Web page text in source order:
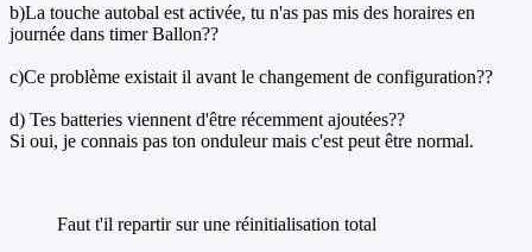
b)La touche autobal est activée, tu n'as pas mis des horaires en
journée dans timer Ballon??
c)Ce problème existait il avant le changement de configuration??
d) Tes batteries viennent d'être récemment ajoutées??
Si oui, je connais pas ton onduleur mais c'est peut être normal.
Faut t'il repartir sur une réinitialisation total